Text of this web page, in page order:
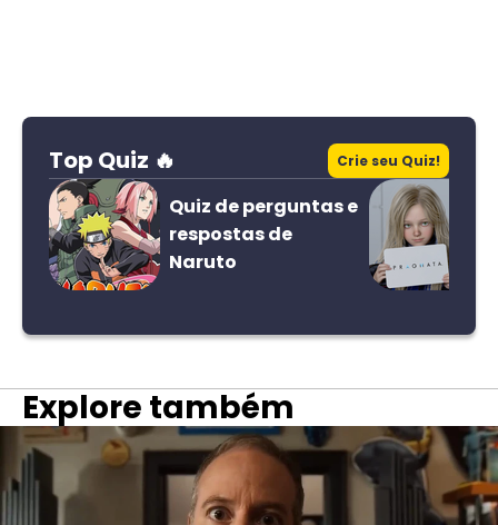
Top Quiz 🔥 Crie seu Quiz!
Quiz de perguntas e
respostas de
Naruto
Explore também